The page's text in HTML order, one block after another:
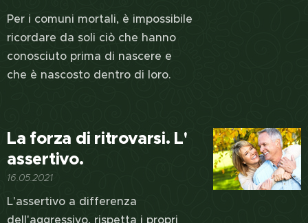
Per i comuni mortali, è impossibile
ricordare da soli ciò che hanno
conosciuto prima di nascere e
che è nascosto dentro di loro.
La forza di ritrovarsi. L'
assertivo.
16.05.2021
L'assertivo a differenza
dell'aggressivo, rispetta i propri